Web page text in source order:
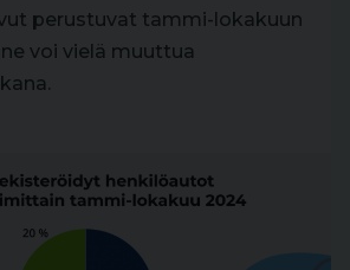
perustuvat tammi-lokakuun
voi vielä muuttua